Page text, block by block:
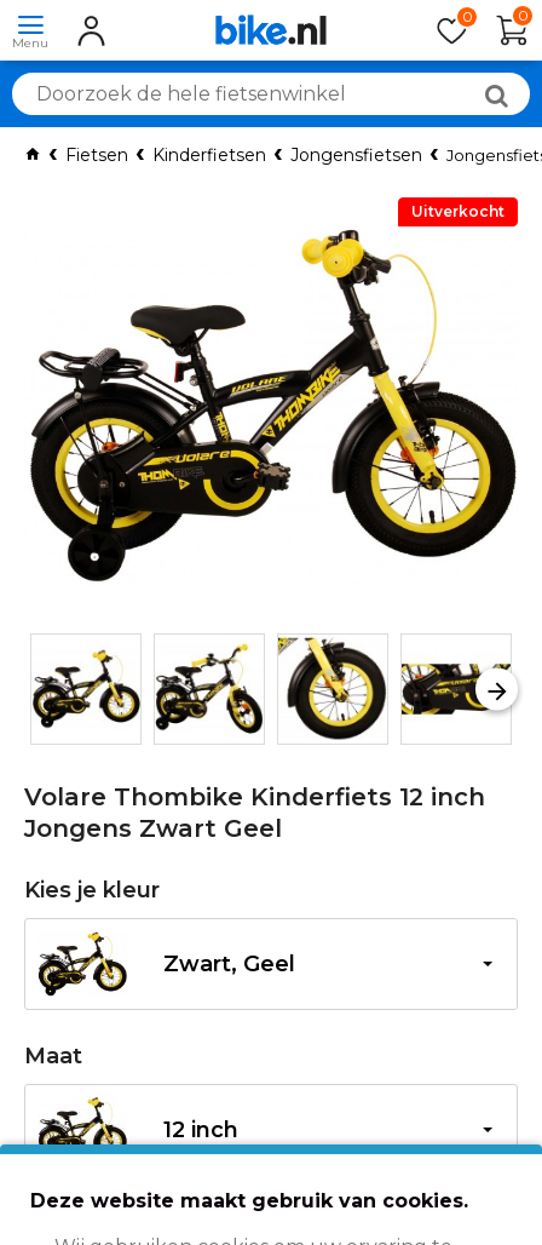
0 0
Fietsen Kinderfietsen Jongensfietsen
Uitverkocht
Volare Thombike Kinderfiets 12 inch
Jongens Zwart Geel
Kies je kleur
Zwart, Geel
Maat
12 inch
Welke maat moet ik kiezen? (Kinderfietsen)
Deze website maakt gebruik van cookies.